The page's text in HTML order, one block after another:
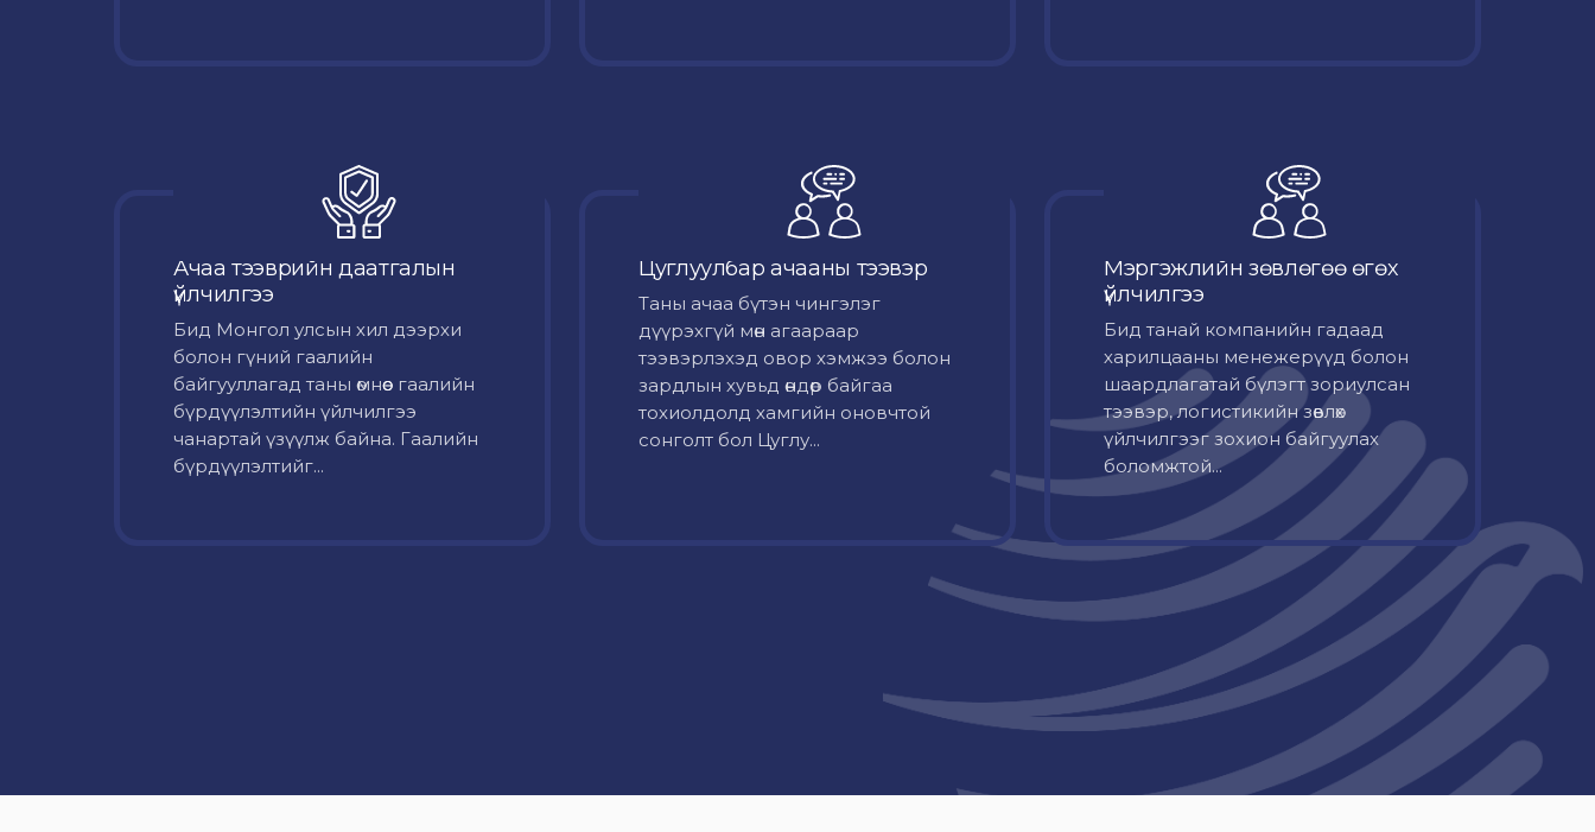
Ачаа тээврийн даатгалын
үйлчилгээ
Бид Монгол улсын хил дээрхи
болон гүний гаалийн
байгууллагад таны өмнөөс гаалийн
бүрдүүлэлтийн үйлчилгээ
чанартай үзүүлж байна. Гаалийн
бүрдүүлэлтийг...
Цуглуулбар ачааны тээвэр
Таны ачаа бүтэн чингэлэг
дүүрэхгүй мөн агаараар
тээвэрлэхэд овор хэмжээ болон
зардлын хувьд өндөр байгаа
тохиолдолд хамгийн оновчтой
сонголт бол Цуглу...
Мэргэжлийн зөвлөгөө өгөх
үйлчилгээ
Бид танай компанийн гадаад
харилцааны менежерүүд болон
шаардлагатай бүлэгт зориулсан
тээвэр, логистикийн зөвлөх
үйлчилгээг зохион байгуулах
боломжтой...